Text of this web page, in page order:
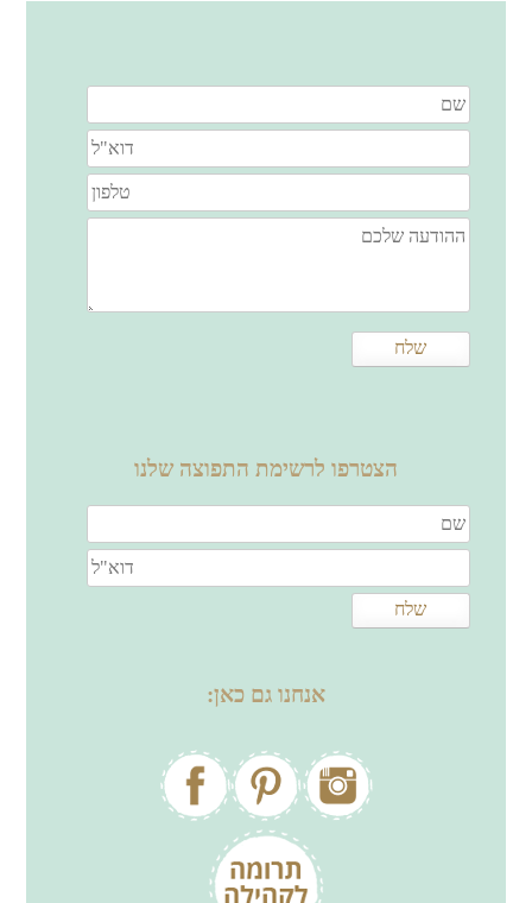
הצטרפו לרשימת התפוצה שלנו
אנחנו גם כאן: